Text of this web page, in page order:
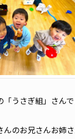
「うさぎ組」さん
んのお兄さんお姉